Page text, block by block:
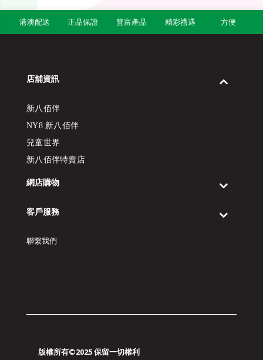
港澳配送 正品保證 豐富產品 精彩禮遇 方便
店舖資訊
新八佰伴
NY8 新八佰伴
兒童世界
新八佰伴特賣店
網店購物
客戶服務
聯繫我們
版權所有©2025 保留一切權利